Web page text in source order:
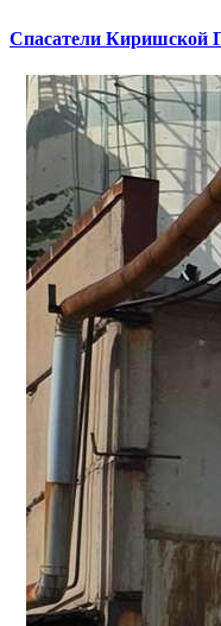
Спасатели Киришской